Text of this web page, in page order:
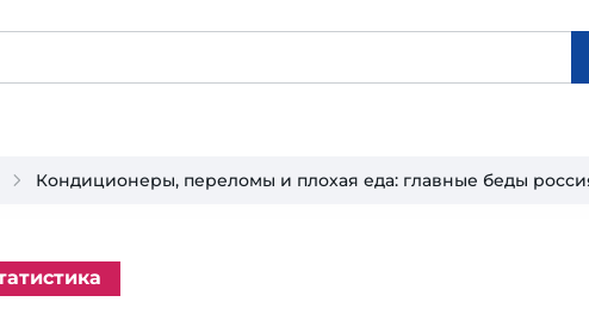
Кондиционеры, переломы и плохая еда: главные беды